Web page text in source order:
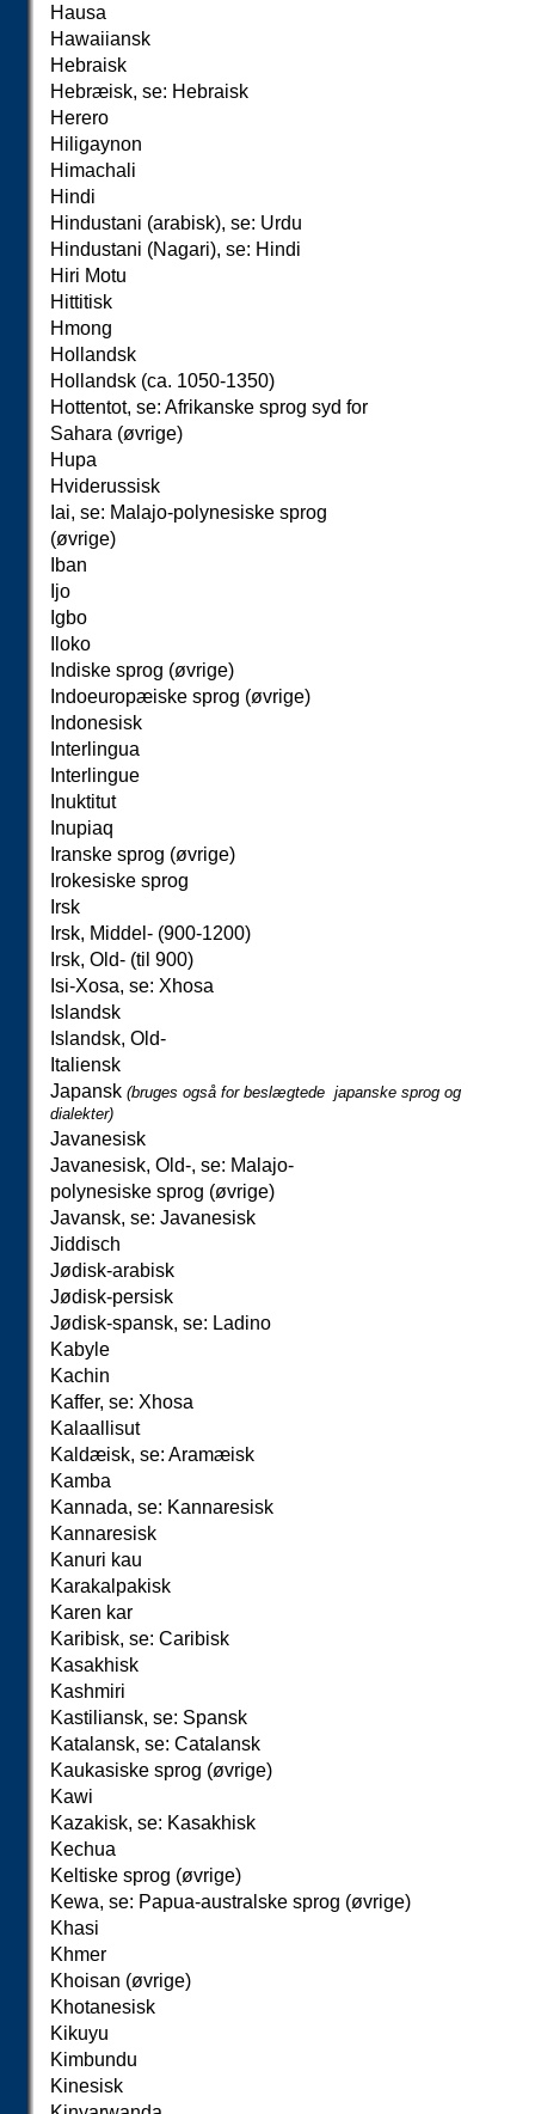
Hausa
Hawaiiansk
Hebraisk
Hebræisk, se: Hebraisk
Herero
Hiligaynon
Himachali
Hindi
Hindustani (arabisk), se: Urdu
Hindustani (Nagari), se: Hindi
Hiri Motu
Hittitisk
Hmong
Hollandsk
Hollandsk (ca. 1050-1350)
Hottentot, se: Afrikanske sprog syd for
Sahara (øvrige)
Hupa
Hviderussisk
Iai, se: Malajo-polynesiske sprog
(øvrige)
Iban
Ijo
Igbo
Iloko
Indiske sprog (øvrige)
Indoeuropæiske sprog (øvrige)
Indonesisk
Interlingua
Interlingue
Inuktitut
Inupiaq
Iranske sprog (øvrige)
Irokesiske sprog
Irsk
Irsk, Middel- (900-1200)
Irsk, Old- (til 900)
Isi-Xosa, se: Xhosa
Islandsk
Islandsk, Old-
Italiensk
Japansk (bruges også for beslægtede japanske sprog og
dialekter)
Javanesisk
Javanesisk, Old-, se: Malajo-
polynesiske sprog (øvrige)
Javansk, se: Javanesisk
Jiddisch
Jødisk-arabisk
Jødisk-persisk
Jødisk-spansk, se: Ladino
Kabyle
Kachin
Kaffer, se: Xhosa
Kalaallisut
Kaldæisk, se: Aramæisk
Kamba
Kannada, se: Kannaresisk
Kannaresisk
Kanuri kau
Karakalpakisk
Karen kar
Karibisk, se: Caribisk
Kasakhisk
Kashmiri
Kastiliansk, se: Spansk
Katalansk, se: Catalansk
Kaukasiske sprog (øvrige)
Kawi
Kazakisk, se: Kasakhisk
Kechua
Keltiske sprog (øvrige)
Kewa, se: Papua-australske sprog (øvrige)
Khasi
Khmer
Khoisan (øvrige)
Khotanesisk
Kikuyu
Kimbundu
Kinesisk